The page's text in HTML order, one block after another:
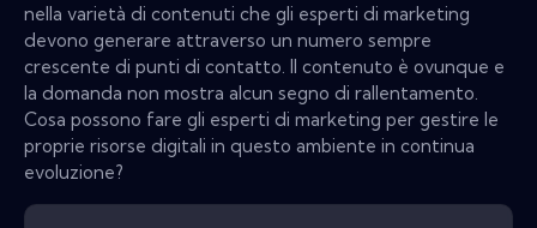
nella varietà di contenuti che gli esperti di marketing
devono generare attraverso un numero sempre
crescente di punti di contatto. Il contenuto è ovunque e
la domanda non mostra alcun segno di rallentamento.
Cosa possono fare gli esperti di marketing per gestire le
proprie risorse digitali in questo ambiente in continua
evoluzione?